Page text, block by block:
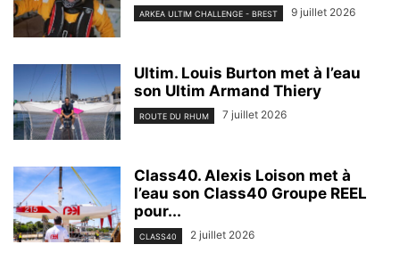
ARKEA ULTIM CHALLENGE - BREST 9 juillet 2026
Ultim. Louis Burton met à l’eau
son Ultim Armand Thiery
ROUTE DU RHUM 7 juillet 2026
Class40. Alexis Loison met à
l’eau son Class40 Groupe REEL
pour...
CLASS40 2 juillet 2026